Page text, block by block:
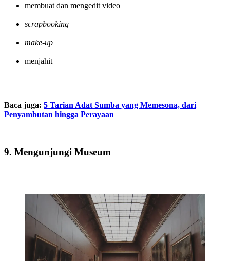
membuat dan mengedit video
scrapbooking
make-up
menjahit
Baca juga: 5 Tarian Adat Sumba yang Memesona, dari
Penyambutan hingga Perayaan
9. Mengunjungi Museum